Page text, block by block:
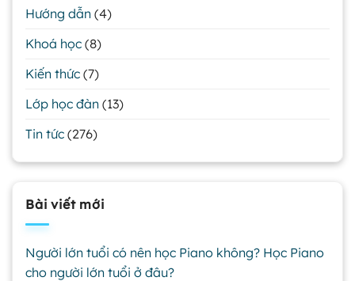
Hướng dẫn (4)
Khoá học (8)
Kiến thức (7)
Lớp học đàn (13)
Tin tức (276)
Bài viết mới
Người lớn tuổi có nên học Piano không? Học Piano
cho người lớn tuổi ở đâu?